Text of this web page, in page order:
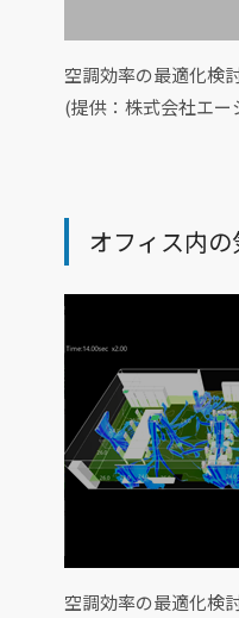
空調効率の最適化検
(提供：株式会社エー
オフィス内
空調効率の最適化検